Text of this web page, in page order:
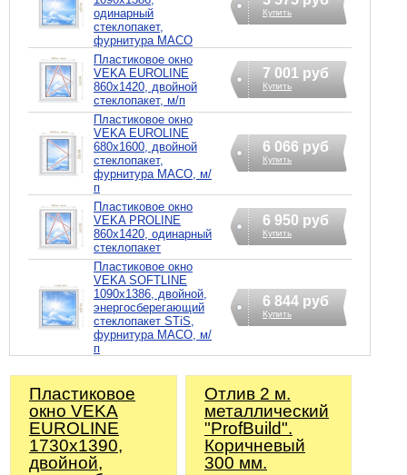
одинарный
стеклопакет,
фурнитура MACO
Купить
Пластиковое окно
VEKA EUROLINE
860х1420, двойной
стеклопакет, м/п
7 001 руб
Купить
Пластиковое окно
VEKA EUROLINE
680х1600, двойной
стеклопакет,
фурнитура MACO, м/
п
6 066 руб
Купить
Пластиковое окно
VEKA PROLINE
860х1420, одинарный
стеклопакет
6 950 руб
Купить
Пластиковое окно
VEKA SOFTLINE
1090х1386, двойной,
энергосберегающий
стеклопакет STiS,
фурнитура MACO, м/
п
6 844 руб
Купить
Пластиковое
окно VEKA
EUROLINE
1730х1390,
двойной,
Отлив 2 м.
металлический
"ProfBuild".
Коричневый
300 мм.